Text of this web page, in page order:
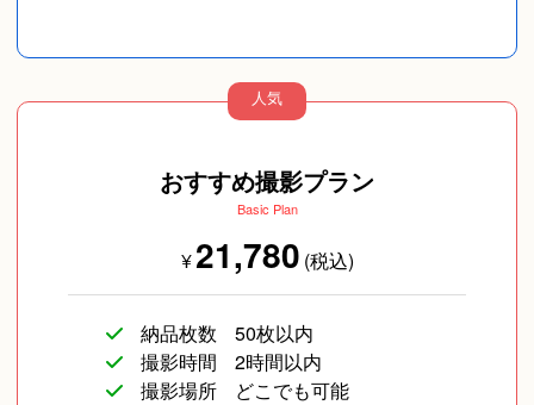
人気
おすすめ撮影プラン
Basic Plan
¥21,780 (税込)
納品枚数
50枚以内
撮影時間
2時間以内
撮影場所
どこでも可能